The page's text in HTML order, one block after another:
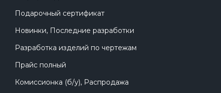
Подарочный сертификат
Новинки, Последние разработки
Разработка изделий по чертежам
Прайс полный
Комиссионка (б/у), Распродажа